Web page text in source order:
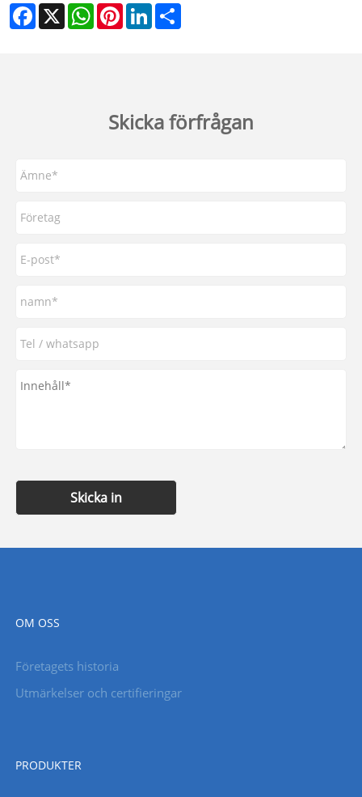
Facebook
X WhatsAppPinterestLinkedIn
Skicka förfrågan
Skicka in
OM OSS
Företagets historia
Utmärkelser och certifieringar
PRODUKTER